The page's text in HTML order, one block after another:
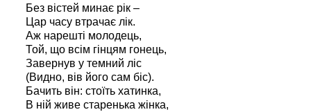
Без вістей минає рік –
Цар часу втрачає лік.
Аж нарешті молодець,
Той, що всім гінцям гонець,
Завернув у темний ліс
(Видно, вів його сам біс).
Бачить він: стоїть хатинка,
В ній живе старенька жінка,